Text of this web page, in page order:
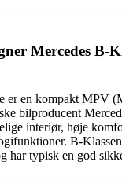
Mercedes B-
er en kompakt MPV
bilproducent
interiør, høje
B-
har typisk en god